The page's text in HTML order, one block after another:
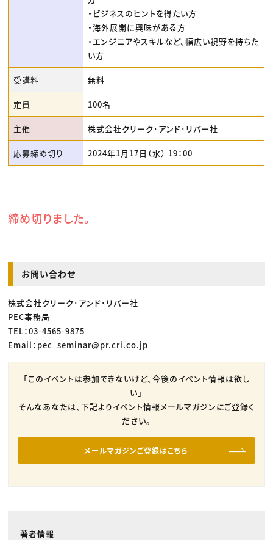
・ビジネスのヒントを得たい方
・海外展開に興味がある方
・エンジニアやスキルなど、幅広い視野を持ちた
い方
受講料 無料
定員 100名
主催 株式会社クリーク･アンド･リバー社
応募締め切り 2024年1月17日（水） 19：00
締め切りました。
お問い合わせ
株式会社クリーク･アンド･リバー社
PEC事務局
TEL：03-4565-9875
Email：pec_seminar@pr.cri.co.jp
「このイベントは参加できないけど、今後のイベント情報は欲し
い」
そんなあなたは、下記よりイベント情報メールマガジンにご登録く
ださい。
メールマガジンご登録はこちら
著者情報